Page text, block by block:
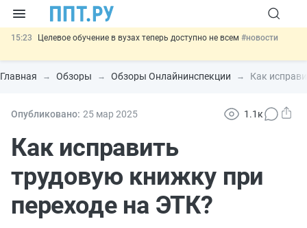
15:23 Целевое обучение в вузах теперь доступно не всем #новости
14:34 НМЦК на топливо: ФАС разъяснила порядок расчёта до конца
2026 года
#новости
12:20 Введут обязательное страхование банковских гарантий по
16:09
реструктурировать
#новости
Главная Обзоры Обзоры Онлайнинспекции Как
Опубликовано: 25 мар 2025 1.1к
Как исправить
трудовую книжку при
переходе на ЭТК?